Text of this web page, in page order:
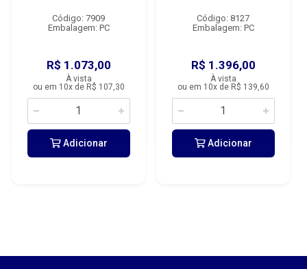
Código: 7909
Embalagem: PC
R$ 1.073,00
À vista
ou em 10x de R$ 107,30
Adicionar
Código: 8127
Embalagem: PC
R$ 1.396,00
À vista
ou em 10x de R$ 139,60
Adicionar